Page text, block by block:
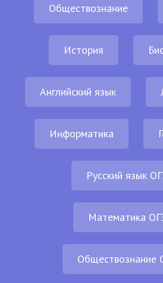
Обществознание
История
Английский язык
Информатика
Русский язык
Математика
Обществознание